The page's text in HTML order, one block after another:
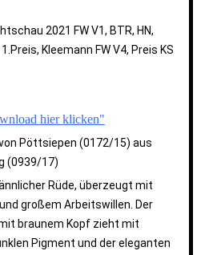
2021 FW V1, BTR, HN,
1.Preis, Kleemann FW V4, Preis KS
hier klicken"
Pöttsiepen (0172/15) aus
(0939/17)
Rüde, überzeugt mit
großem Arbeitswillen. Der
braunem Kopf zieht mit
Pigment und der eleganten